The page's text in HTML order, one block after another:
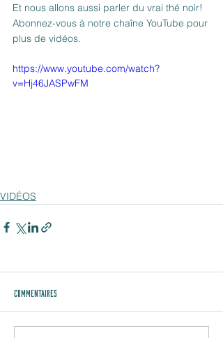
Et nous allons aussi parler du vrai thé noir!
Abonnez-vous à notre chaîne YouTube pour
plus de vidéos.
https://www.youtube.com/watch?
v=Hj46JASPwFM
VIDÉOS
Commentaires